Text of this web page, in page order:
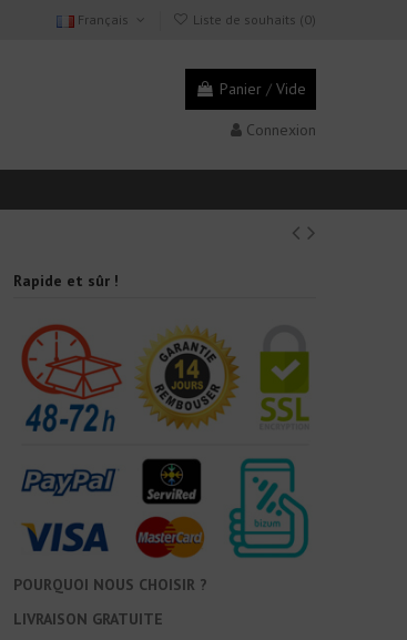
Français Liste de souhaits (0)
Panier / Vide
Connexion
Rapide et sûr !
POURQUOI NOUS CHOISIR ?
LIVRAISON GRATUITE